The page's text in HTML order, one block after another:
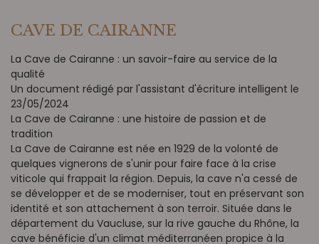
CAVE DE CAIRANNE
La Cave de Cairanne : un savoir-faire au service de la
qualité
Un document rédigé par l'assistant d'écriture intelligent le
23/05/2024
La Cave de Cairanne : une histoire de passion et de
tradition
La Cave de Cairanne est née en 1929 de la volonté de
quelques vignerons de s'unir pour faire face à la crise
viticole qui frappait la région. Depuis, la cave n'a cessé de
se développer et de se moderniser, tout en préservant son
identité et son attachement à son terroir. Située dans le
département du Vaucluse, sur la rive gauche du Rhône, la
cave bénéficie d'un climat méditerranéen propice à la